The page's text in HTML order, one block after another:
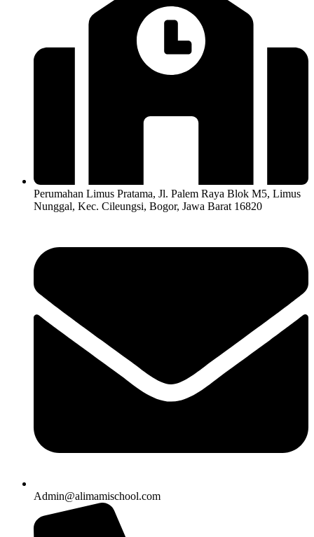
Perumahan Limus Pratama, Jl. Palem Raya Blok M5, Limus
Nunggal, Kec. Cileungsi, Bogor, Jawa Barat 16820
Admin@alimamischool.com